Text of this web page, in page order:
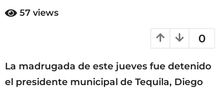
o
57 views
0
La madrugada de este jueves fue detenido
el presidente municipal de Tequila, Diego